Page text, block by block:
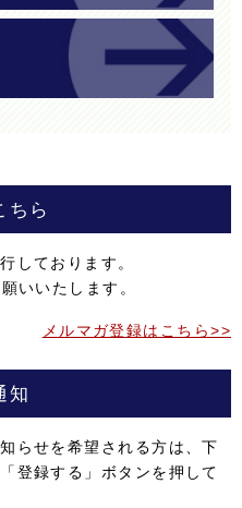
ちら
しております。
いいたします。
メルマガ登録はこちら>>
知
らせを希望される方は、下
登録する」ボタンを押して